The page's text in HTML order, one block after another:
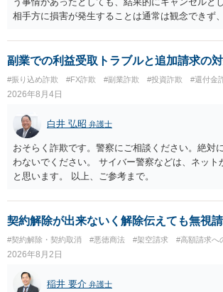
相手方に損害が発生することは通常は観念できず
ず、最寄りの消費生活センターへ相談し、連絡を
かのアドバイスを受けられることをお勧めします
れば、弁護士へ依頼して警告してもらうことも必
せん。
副業での利益受取トラブルと追加請求の
#振り込め詐欺 #FX詐欺 #副業詐欺 #投資詐欺 #還付金
2026年8月4日
白井 弘昭 弁護士
おそらく詐欺です。警察にご相談ください。絶対
わないでください。 サイバー警察などは、ネット
と思います。 以上、ご参考まで。
契約解除が出来ないく解除伝えても無視
#契約解除・契約取消 #悪徳商法 #架空請求 #高額請求へ
2026年8月2日
稲井 要介 弁護士